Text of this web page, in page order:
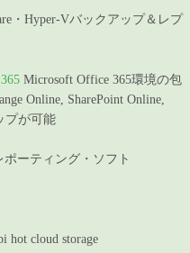
・Hyper-Vバックアップ＆レプ
Microsoft Office 365環境の包
Online, SharePoint Online,
プが可能
ーティング・ソフト
hot cloud storage